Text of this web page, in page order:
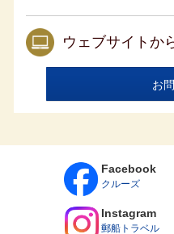
本の国際観光旅客税は含
消されたお客様には規
利用になられるお客様
けます。
取消料発生期間内にお
（客室タイプ／コース
を変更される場合は、旅
旅行契約を締結してい
乗船条件について
6ヵ月未満の乳児はご乗
15歳未満の方は、保護
す。乳幼児（6歳までの
時に運航会社指定の承
15歳以上18歳未満の方
ウェブサイトか
お
Facebook
クルーズ
Instagram
郵船トラベル